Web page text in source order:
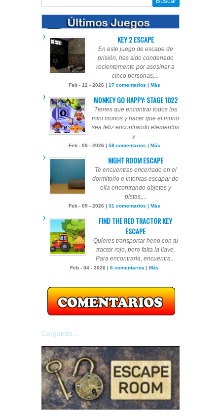
KEY 2 ESCAPE
En este juego de escape de
prisión, has sido condenado
recientemente por asesinar a
cinco personas,...
Feb - 12 - 2026 | 17 comentarios | Más
MONKEY GO HAPPY: STAGE 1022
Tienes que encontrar todos los
mini monos y hacer que el mono
sea feliz encontrando elementos
y...
Feb - 09 - 2026 | 58 comentarios | Más
NIGHT ROOM ESCAPE
Te encuentras encerrado en el
dormitorio e intentas escapar de
ella encontrando objetos y
pistas,...
Feb - 09 - 2026 | 31 comentarios | Más
FIND THE RED TRACTOR KEY
ESCAPE
Quieres transportar heno con tu
tractor rojo, pero falta la llave.
Para encontrarla, encuentra...
Feb - 04 - 2026 | 6 comentarios | Más
Cargando...